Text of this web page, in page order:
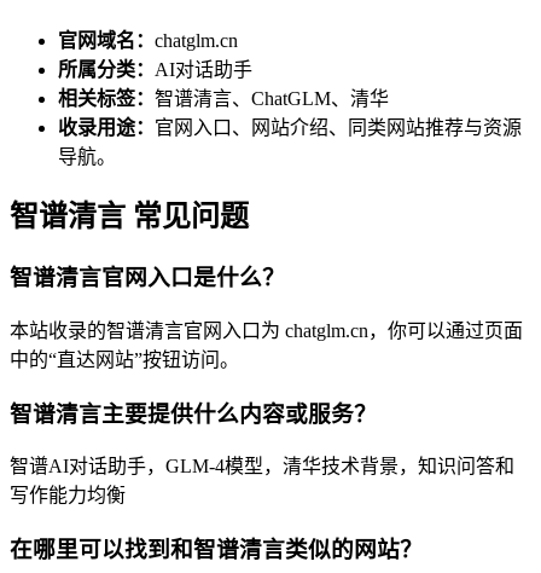
官网域名： chatglm.cn
所属分类： AI对话助手
相关标签： 智谱清言、ChatGLM、清华
收录用途： 官网入口、网站介绍、同类网站推荐与资源
导航。
智谱清言 常见问题
智谱清言官网入口是什么？
本站收录的智谱清言官网入口为 chatglm.cn，你可以通过页面
中的“直达网站”按钮访问。
智谱清言主要提供什么内容或服务？
智谱AI对话助手，GLM-4模型，清华技术背景，知识问答和
写作能力均衡
在哪里可以找到和智谱清言类似的网站？